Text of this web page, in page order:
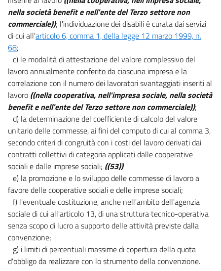
29
30
Titolo IV
DISPOSIZIONI IN MATERIA DI GRUPPI DI IMPRESA
TRASFERIMENTO
D'AZIENDA
31
32
Titolo V
TIPOLOGIE CONTRATTUALI A ORARIO RIDOTTO, MODULATO O
FLESSIBILE
Capo I
Lavoro intermittente
33
34
35
36
37
38
39
nella società benefit e nell'ente del Terzo settore non
commerciale)); l'individuazione dei disabili è curata dai servizi
di cui all'articolo 6, comma 1, della legge 12 marzo 1999, n.
68;
c) le modalità di attestazione del valore complessivo del
lavoro annualmente conferito da ciascuna impresa e la
correlazione con il numero dei lavoratori svantaggiati inseriti al
lavoro ((nella cooperativa, nell'impresa sociale, nella società
benefit e nell'ente del Terzo settore non commerciale));
d) la determinazione del coefficiente di calcolo del valore
unitario delle commesse, ai fini del computo di cui al comma 3,
secondo criteri di congruità con i costi del lavoro derivati dai
contratti collettivi di categoria applicati dalle cooperative
sociali e dalle imprese sociali; ((53))
e) la promozione e lo sviluppo delle commesse di lavoro a
favore delle cooperative sociali e delle imprese sociali;
f) l'eventuale costituzione, anche nell'ambito dell'agenzia
sociale di cui all'articolo 13, di una struttura tecnico-operativa
senza scopo di lucro a supporto delle attività previste dalla
convenzione;
g) i limiti di percentuali massime di copertura della quota
d'obbligo da realizzare con lo strumento della convenzione.